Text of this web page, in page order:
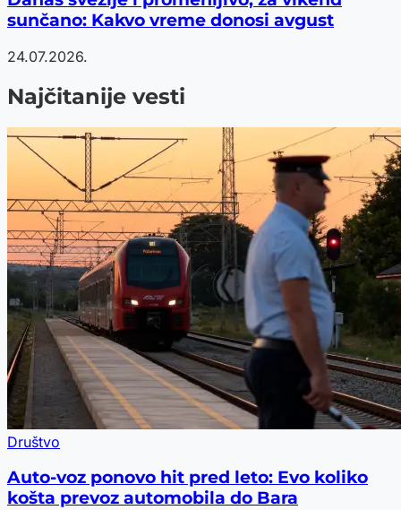
sunčano: Kakvo vreme donosi avgust
24.07.2026.
Najčitanije vesti
Društvo
Auto-voz ponovo hit pred leto: Evo koliko
košta prevoz automobila do Bara